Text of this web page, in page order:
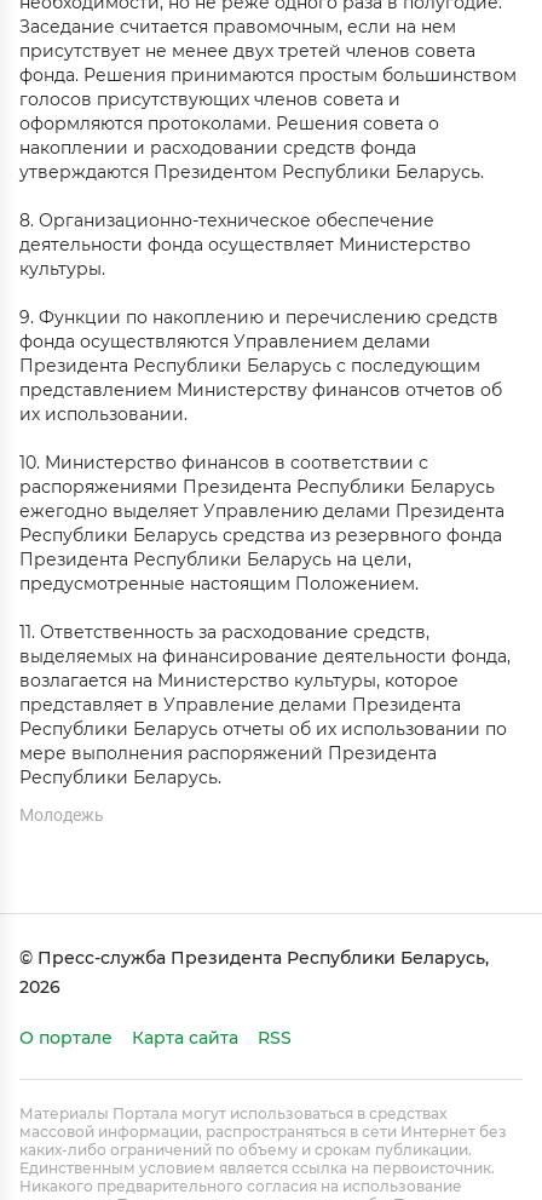
Заседание считается правомочным, если на нем
присутствует не менее двух третей членов совета
фонда. Решения принимаются простым большинством
голосов присутствующих членов совета и
оформляются протоколами. Решения совета о
накоплении и расходовании средств фонда
утверждаются Президентом Республики Беларусь.
8. Организационно-техническое обеспечение
деятельности фонда осуществляет Министерство
культуры.
9. Функции по накоплению и перечислению средств
фонда осуществляются Управлением делами
Президента Республики Беларусь с последующим
представлением Министерству финансов отчетов об
их использовании.
10. Министерство финансов в соответствии с
распоряжениями Президента Республики Беларусь
ежегодно выделяет Управлению делами Президента
Республики Беларусь средства из резервного фонда
Президента Республики Беларусь на цели,
предусмотренные настоящим Положением.
11. Ответственность за расходование средств,
выделяемых на финансирование деятельности фонда,
возлагается на Министерство культуры, которое
представляет в Управление делами Президента
Республики Беларусь отчеты об их использовании по
мере выполнения распоряжений Президента
Республики Беларусь.
Молодежь
© Пресс-служба Президента Республики Беларусь,
2026
О портале Карта сайта RSS
Материалы Портала могут использоваться в средствах
массовой информации, распространяться в сети Интернет без
каких-либо ограничений по объему и срокам публикации.
Единственным условием является ссылка на первоисточник.
Никакого предварительного согласия на использование